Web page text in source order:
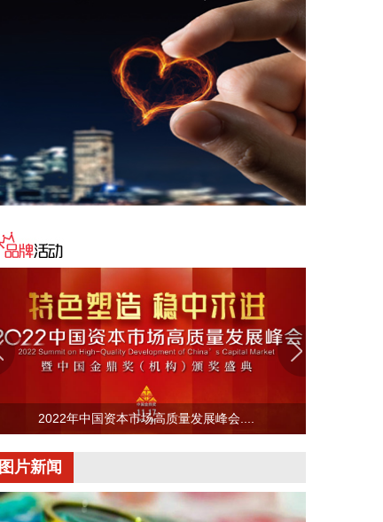
创源股份(300703)8月6日在互动平台回复称，公司目
前并未自建算力中心，更多聚焦于算力资源的应用，
通过与外部算力服务商合作，积极建设AIGC技术平
台。目前AIGC技术平台对公司业绩不产生直接影
2026-08-06 22:24:14
纳斯达克100指数转涨，标普500指数涨0.2%。美光
幅后涨近2%。其他存储股也大幅收窄跌幅。
2026-08-06 22:20:19
据上海市国资委消息，8月6日，上海市国资委党委书
记、主任周小全接待上海清算所党委书记、董事长马
贱阳一行，双方围绕自贸离岸债等新型金融工具运
用、套期保值等风险管理领域的合作开展深入交流。
双方表示，将深入贯彻落实十二届市委九次全会精
神，以协同机制为纽带，持续推动金融基础设施资源
与市属国资产业布局深度联动，立足服务实体经济、
2026-08-06 22:16:16
映翰通(688080)8月6日公告，公司控股股东、实控人
2022年中国资本市场高质量发展峰会....
图片新闻